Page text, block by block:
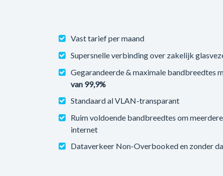
Vast tarief per maand
Supersnelle verbinding over zakelijk
Gegarandeerde & maximale bandbreedtes
van 99,9%
Standaard al VLAN-transparant
Ruim voldoende bandbreedtes om
internet
Dataverkeer Non-Overbooked en zonder